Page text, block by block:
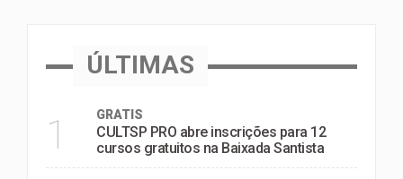
ÚLTIMAS
1 GRATIS
CULTSP PRO abre inscrições para 12
cursos gratuitos na Baixada Santista